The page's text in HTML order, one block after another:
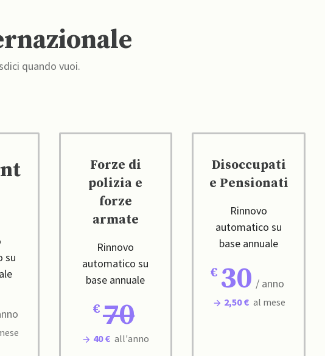
quando vuoi.
su
Forze di
polizia e
forze
armate
Rinnovo
automatico su
base annuale
70
40 € all'anno
Disoccupati
e Pensionati
Rinnovo
automatico su
base annuale
30 / anno
2,50 € al mese